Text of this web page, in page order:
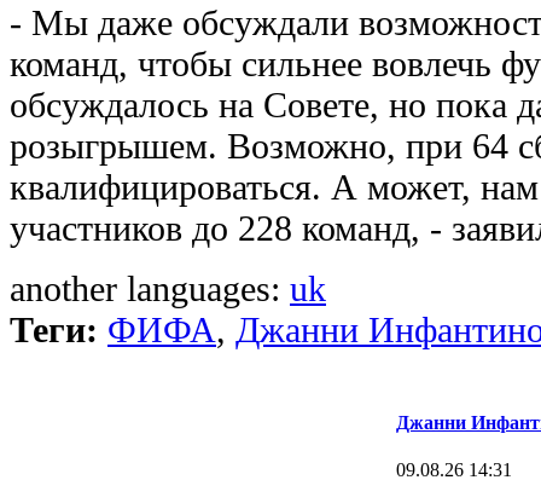
- Мы даже обсуждали
команд, чтобы сильнее вовлечь
обсуждалось на Совете, но пока
розыгрышем. Возможно, при 64
квалифицироваться. А может,
участников до 228 команд, -
another languages: uk
Теги: ФИФА, Джанни
Джанни
09.08.26 14:31